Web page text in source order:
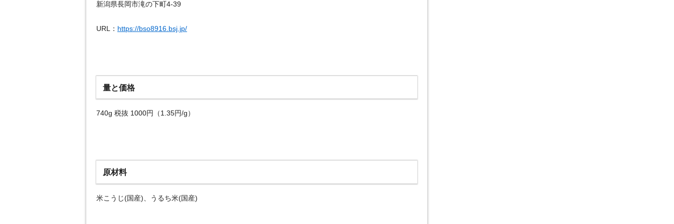
新潟県長岡市滝の下町4-39
URL： https://bso8916.bsj.jp/
量と価格
740g 税抜 1000円（1.35円/g）
原材料
米こうじ(国産)、うるち米(国産)